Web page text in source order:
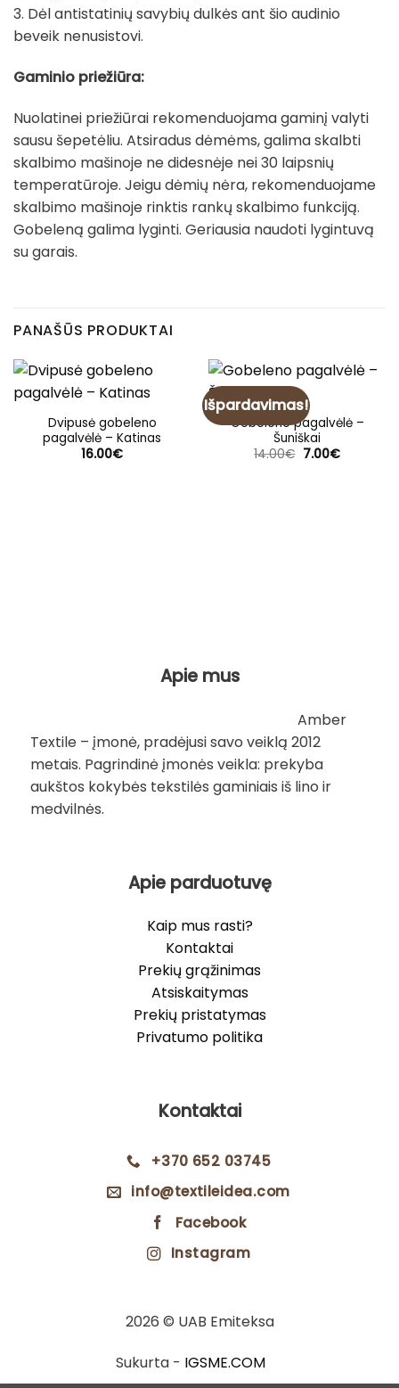
3. Dėl antistatinių savybių dulkės ant šio audinio
beveik nenusistovi.
Gaminio priežiūra:
Nuolatinei priežiūrai rekomenduojama gaminį valyti
sausu šepetėliu. Atsiradus dėmėms, galima skalbti
skalbimo mašinoje ne didesnėje nei 30 laipsnių
temperatūroje. Jeigu dėmių nėra, rekomenduojame
skalbimo mašinoje rinktis rankų skalbimo funkciją.
Gobeleną galima lyginti. Geriausia naudoti lygintuvą
su garais.
PANAŠŪS PRODUKTAI
Dvipusė gobeleno
pagalvėlė – Katinas
16.00€
Išpardavimas!
Gobeleno pagalvėlė –
Šuniškai
14.00€ Original
7.00€Current
Apie mus
Amber
Textile – įmonė, pradėjusi savo veiklą 2012
metais. Pagrindinė įmonės veikla: prekyba
aukštos kokybės tekstilės gaminiais iš lino ir
medvilnės.
Apie parduotuvę
Kaip mus rasti?
Kontaktai
Prekių grąžinimas
Atsiskaitymas
Prekių pristatymas
Privatumo politika
Kontaktai
+370 652 03745
info@textileidea.com
Facebook
Instagram
2026 © UAB Emiteksa
Sukurta - IGSME.COM